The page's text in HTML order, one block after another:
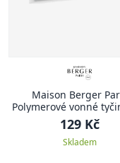
Maison Berger
Polymerové vonné
cm, 8 ks
129 Kč
Skladem